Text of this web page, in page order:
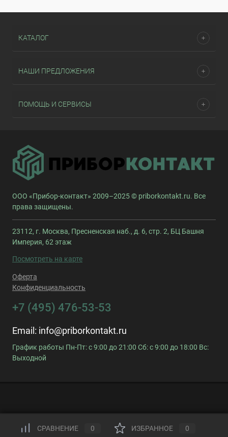
КАТАЛОГ
НАШИ ПРЕДЛОЖЕНИЯ
ПОМОЩЬ И СЕРВИСЫ
ООО «Прибор-контакт» 2009–2025 © priborkontakt.ru. Все
права защищены.
23112, г. Москва, Пресненская наб., д. 6, стр. 2, БЦ Башня
Империя, 62 этаж
Посмотреть на карте
Оферта
Конфиденциальность
+7 (495) 476-53-53
Email: info@priborkontakt.ru
График работы Пн-Пт: с 9:00 до 21:00 Сб: с 9:00 до 18:00 Вс:
Выходной
СРАВНЕНИЕ 0 ИЗБРАННОЕ 0